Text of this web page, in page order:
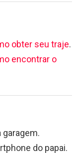
obter seu traje.
encontrar o
garagem.
do papai.